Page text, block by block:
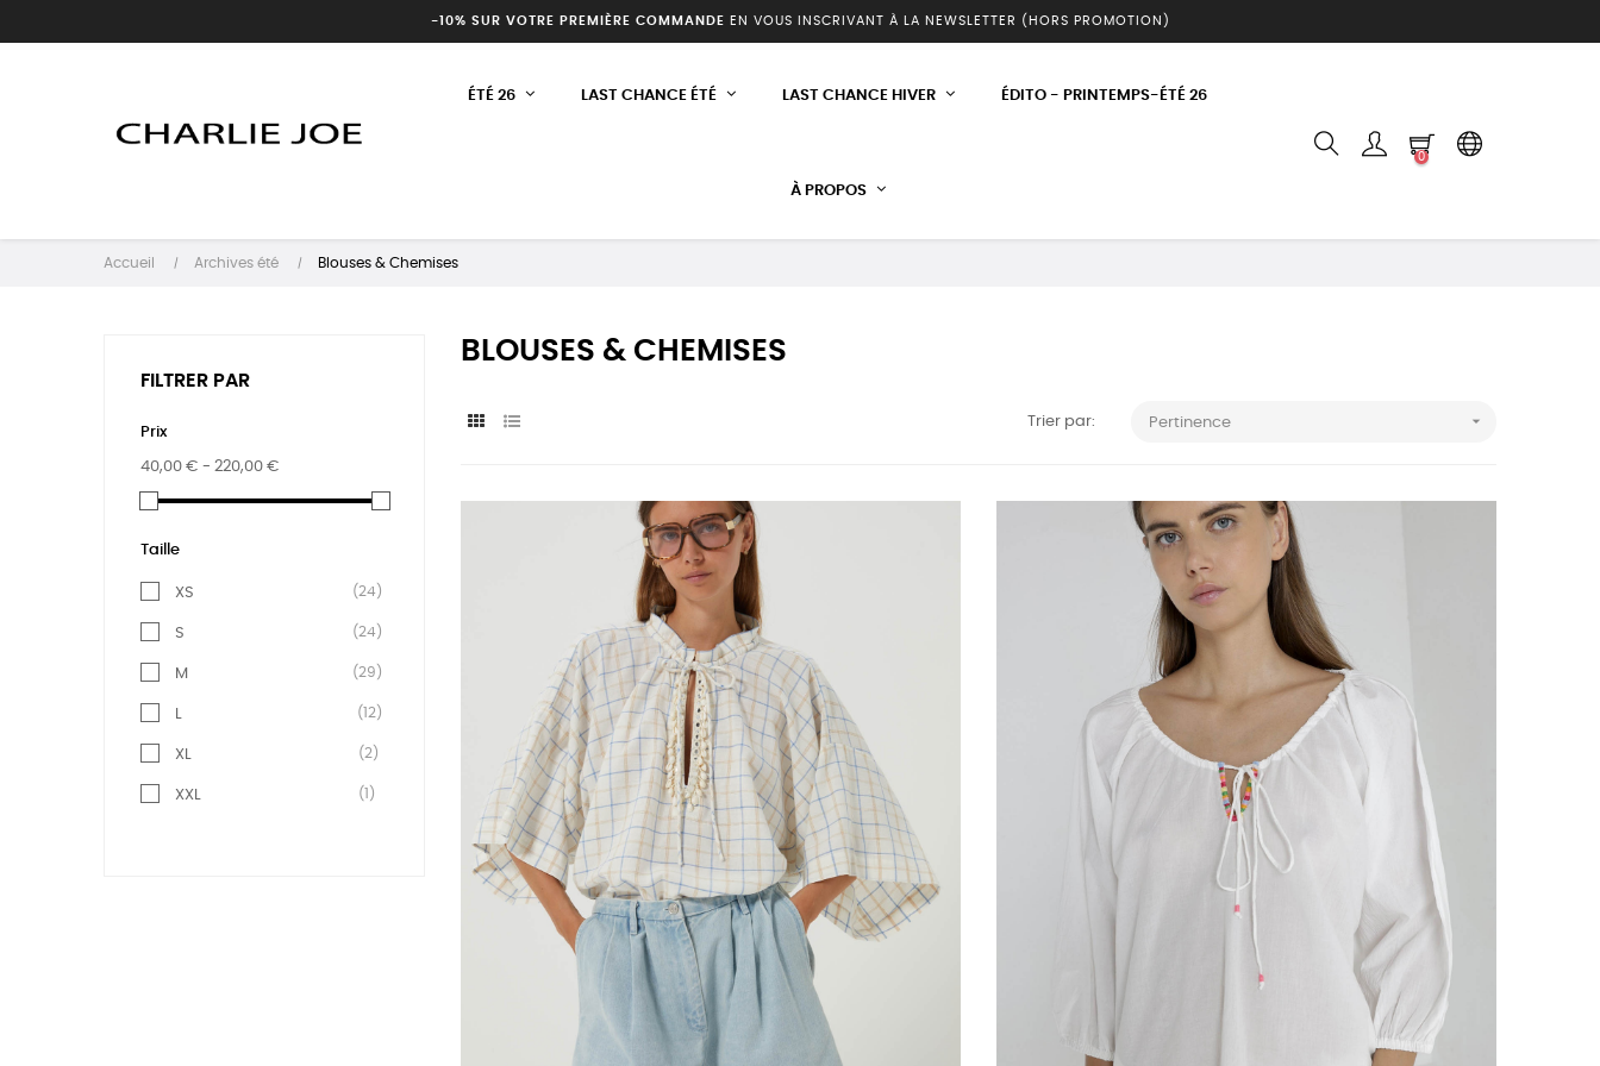
-10% SUR VOTRE PREMIÈRE COMMANDE EN VOUS INSCRIVANT À LA NEWSLETTER (HORS PROMOTION)
ÉTÉ 26 LAST CHANCE ÉTÉ LAST CHANCE HIVER ÉDITO - PRINTEMPS-ÉTÉ 26
À PROPOS
0
Accueil Archives été Blouses & Chemises
FILTRER PAR
Prix
40,00 € - 220,00 €
Taille
XS (24)
S (24)
M (29)
L (12)
XL (2)
XXL (1)
BLOUSES & CHEMISES
Trier par: Pertinence 